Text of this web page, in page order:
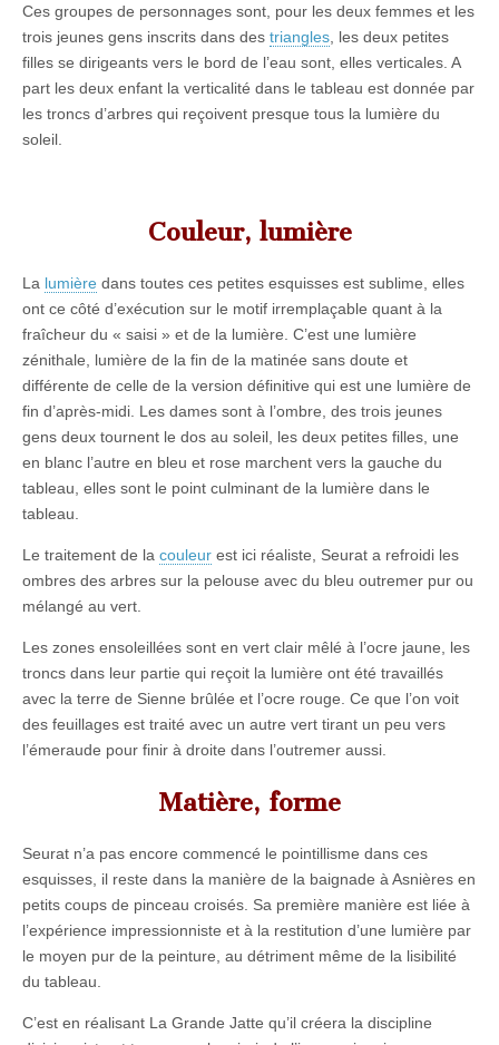
Ces groupes de personnages sont, pour les deux femmes et les
trois jeunes gens inscrits dans des triangles , les deux petites
filles se dirigeants vers le bord de l’eau sont, elles verticales. A
part les deux enfant la verticalité dans le tableau est donnée par
les troncs d’arbres qui reçoivent presque tous la lumière du
soleil.
Couleur, lumière
La lumière dans toutes ces petites esquisses est sublime, elles
ont ce côté d’exécution sur le motif irremplaçable quant à la
fraîcheur du « saisi » et de la lumière. C’est une lumière
zénithale, lumière de la fin de la matinée sans doute et
différente de celle de la version définitive qui est une lumière de
fin d’après-midi. Les dames sont à l’ombre, des trois jeunes
gens deux tournent le dos au soleil, les deux petites filles, une
en blanc l’autre en bleu et rose marchent vers la gauche du
tableau, elles sont le point culminant de la lumière dans le
tableau.
Le traitement de la couleur est ici réaliste, Seurat a refroidi les
ombres des arbres sur la pelouse avec du bleu outremer pur ou
mélangé au vert.
Les zones ensoleillées sont en vert clair mêlé à l’ocre jaune, les
troncs dans leur partie qui reçoit la lumière ont été travaillés
avec la terre de Sienne brûlée et l’ocre rouge. Ce que l’on voit
des feuillages est traité avec un autre vert tirant un peu vers
l’émeraude pour finir à droite dans l’outremer aussi.
Matière, forme
Seurat n’a pas encore commencé le pointillisme dans ces
esquisses, il reste dans la manière de la baignade à Asnières en
petits coups de pinceau croisés. Sa première manière est liée à
l’expérience impressionniste et à la restitution d’une lumière par
le moyen pur de la peinture, au détriment même de la lisibilité
du tableau.
C’est en réalisant La Grande Jatte qu’il créera la discipline